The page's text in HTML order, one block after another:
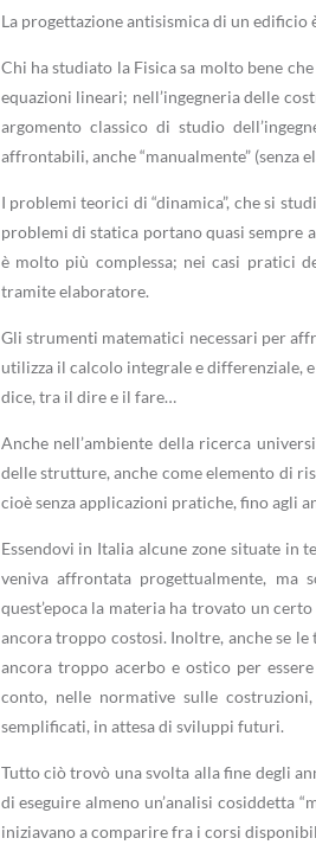
La progettazione antisismica di un edificio
Chi ha studiato la Fisica sa molto bene
equazioni lineari; nell’ingegneria delle
argomento classico di studio
affrontabili, anche “manualmente” (senza
I problemi teorici di “dinamica”, che si
problemi di statica portano quasi sempre
è molto più complessa; nei casi pratici
tramite elaboratore.
Gli strumenti matematici necessari per
utilizza il calcolo integrale e differenziale,
dice, tra il dire e il fare…
Anche nell’ambiente della ricerca
delle strutture, anche come elemento di
cioè senza applicazioni pratiche, fino agli
Essendovi in Italia alcune zone situate
veniva affrontata progettualmente,
quest’epoca la materia ha trovato un
ancora troppo costosi. Inoltre, anche se
ancora troppo acerbo e ostico per
conto, nelle normative sulle
semplificati, in attesa di sviluppi futuri.
Tutto ciò trovò una svolta alla fine degli
di eseguire almeno un’analisi cosiddetta
iniziavano a comparire fra i corsi